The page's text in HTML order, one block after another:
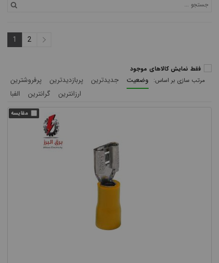
1 2
فقط نمایش کالاهای موجود
وضعیت جدیدترین پربازدیدترین
پرفروشترین
ارزانترین
گرانترین الفبا